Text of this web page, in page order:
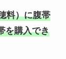
料）に腹帯
を購入でき